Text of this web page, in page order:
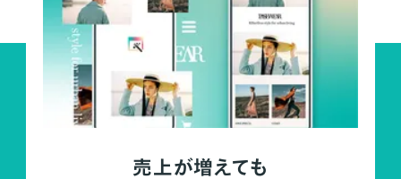
売上が増えても